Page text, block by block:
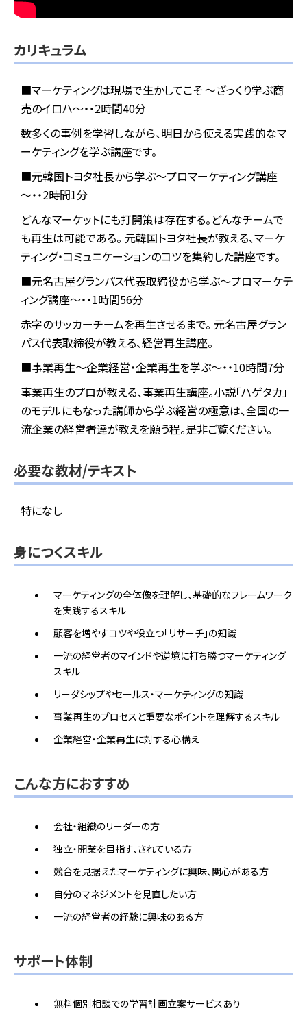
カリキュラム
■マーケティングは現場で生かしてこそ ～ざっくり学ぶ商
売のイロハ～・・2時間40分
数多くの事例を学習しながら、明日から使える実践的なマ
ーケティングを学ぶ講座です。
■元韓国トヨタ社長から学ぶ～プロマーケティング講座
～・・2時間1分
どんなマーケットにも打開策は存在する。どんなチームで
も再生は可能である。 元韓国トヨタ社長が教える、マーケ
ティング・コミュニケーションのコツを集約した講座です。
■元名古屋グランパス代表取締役から学ぶ～プロマーケテ
ィング講座～・・1時間56分
赤字のサッカーチームを再生させるまで。 元名古屋グラン
パス代表取締役が教える、経営再生講座。
■事業再生～企業経営・企業再生を学ぶ～・・10時間7分
事業再生のプロが教える、事業再生講座。小説「ハゲタカ」
のモデルにもなった講師から学ぶ経営の極意は、全国の一
流企業の経営者達が教えを願う程。是非ご覧ください。
必要な教材/テキスト
特になし
身につくスキル
マーケティングの全体像を理解し、基礎的なフレームワーク
を実践するスキル
顧客を増やすコツや役立つ「リサーチ」の知識
一流の経営者のマインドや逆境に打ち勝つマーケティング
スキル
リーダシップやセールス・マーケティングの知識
事業再生のプロセスと重要なポイントを理解するスキル
企業経営・企業再生に対する心構え
こんな方におすすめ
会社・組織のリーダーの方
独立・開業を目指す、されている方
競合を見据えたマーケティングに興味、関心がある方
自分のマネジメントを見直したい方
一流の経営者の経験に興味のある方
サポート体制
無料個別相談での学習計画立案サービスあり